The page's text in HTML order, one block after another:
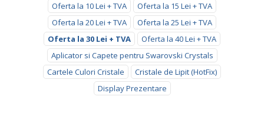
Oferta la 10 Lei + TVA
Oferta la 15 Lei + TVA
Oferta la 20 Lei + TVA
Oferta la 25 Lei + TVA
Oferta la 30 Lei + TVA
Oferta la 40 Lei + TVA
Aplicator si Capete pentru Swarovski Crystals
Cartele Culori Cristale
Cristale de Lipit (HotFix)
Display Prezentare